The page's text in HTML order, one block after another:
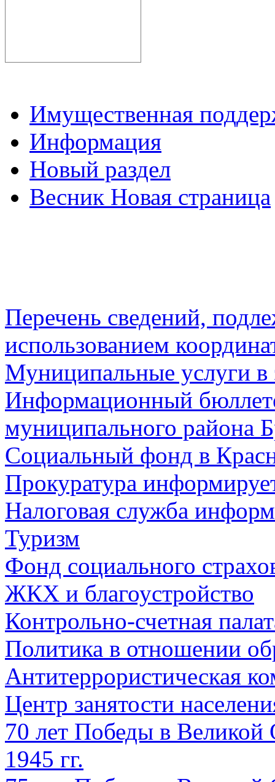
Имущественная
Информация
Новый раздел
Весник Новая страница
Перечень сведений,
использованием
Муниципальные услуги в
Информационный
муниципального района
Социальный фонд в
Прокуратура
Налоговая служба
Туризм
Фонд социального
ЖКХ и благоустройство
Контрольно-счетная
Политика в отношении
Антитеррористическая
Центр занятости
70 лет Победы в Великой
1945 гг.